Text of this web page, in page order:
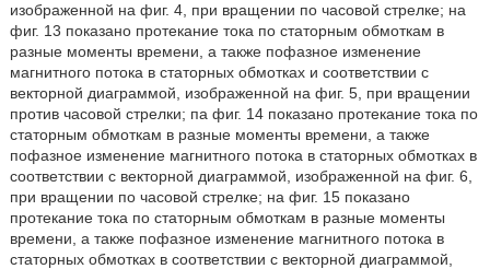
изображенной на фиг. 4, при вращении по часовой стрелке; на
фиг. 13 показано протекание тока по статорным обмоткам в
разные моменты времени, а также пофазное изменение
магнитного потока в статорных обмотках и соответствии с
векторной диаграммой, изображенной на фиг. 5, при вращении
против часовой стрелки; па фиг. 14 показано протекание тока по
статорным обмоткам в разные моменты времени, а также
пофазное изменение магнитного потока в статорных обмотках в
соответствии с векторной диаграммой, изображенной на фиг. 6,
при вращении по часовой стрелке; на фиг. 15 показано
протекание тока по статорным обмоткам в разные моменты
времени, а также пофазное изменение магнитного потока в
статорных обмотках в соответствии с векторной диаграммой,